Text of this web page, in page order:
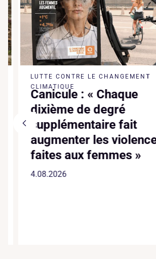
LUTTE CONTRE LE CHANGEMENT
CLIMATIQUE
Canicule : « Chaque
dixième de degré
supplémentaire fait
augmenter les violences
faites aux femmes »
4.08.2026